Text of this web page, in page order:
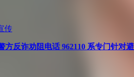
传
方反诈劝阻电话 962110 系专门针对